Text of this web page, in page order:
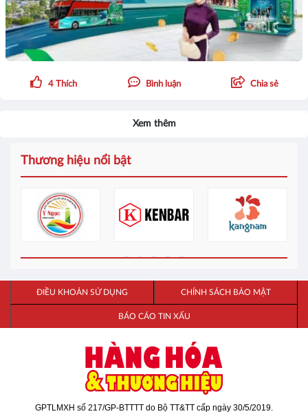
4 Thích Bình luận Chia sẻ
Xem thêm
Thương hiệu nổi bật
ĐIỀU KHOẢN SỬ DỤNG CHÍNH SÁCH BẢO MẬT
BÁO CÁO TIN XẤU
GPTLMXH số 217/GP-BTTTT do Bộ TT&TT cấp ngày 30/5/2019.